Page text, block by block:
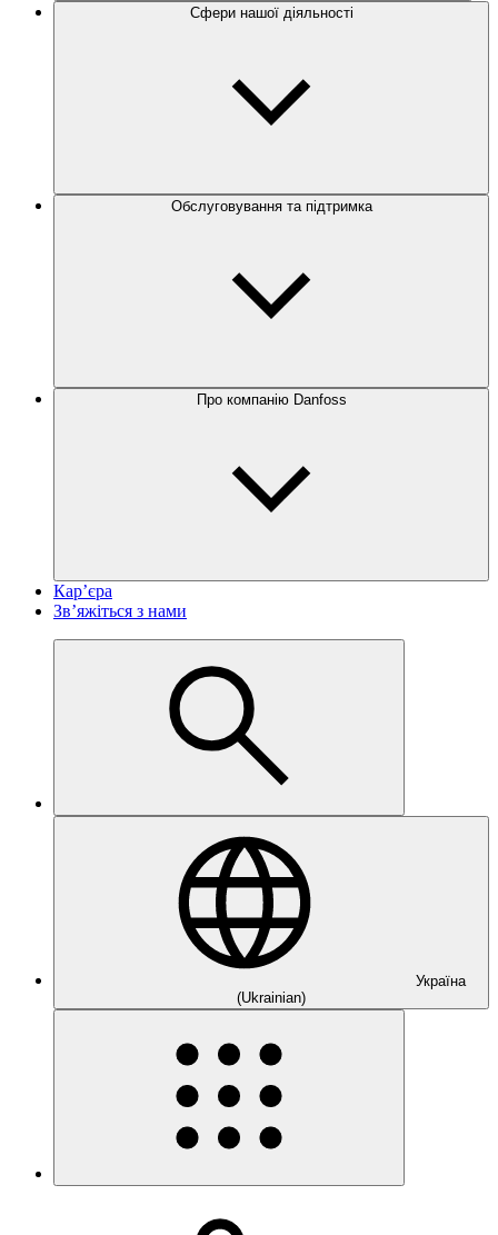
Сфери нашої діяльності
Обслуговування та підтримка
Про компанію Danfoss
Кар’єра
Зв’яжіться з нами
Україна
(Ukrainian)